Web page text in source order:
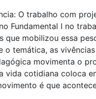
O trabalho com
Fundamental I no
mobilizou essa
temática, as
movimenta o
cotidiana coloca
é que